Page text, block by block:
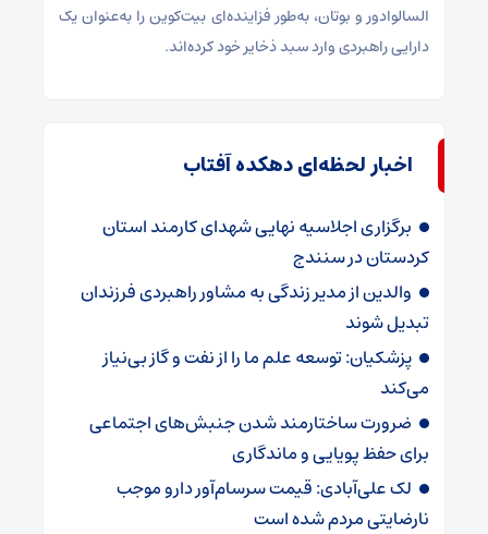
السالوادور و بوتان، به‌طور فزاینده‌ای بیت‌کوین را به‌عنوان یک
دارایی راهبردی وارد سبد ذخایر خود کرده‌اند.
اخبار لحظه‌ای دهکده آفتاب
برگزاری اجلاسیه نهایی شهدای کارمند استان
کردستان در سنندج
والدین از مدیر زندگی به مشاور راهبردی فرزندان
تبدیل شوند
پزشکیان: توسعه علم ما را از نفت و گاز بی‌نیاز
می‌کند
ضرورت ساختارمند شدن جنبش‌های اجتماعی
برای حفظ پویایی و ماندگاری
لک علی‌آبادی: قیمت سرسام‌آور دارو موجب
نارضایتی مردم شده است